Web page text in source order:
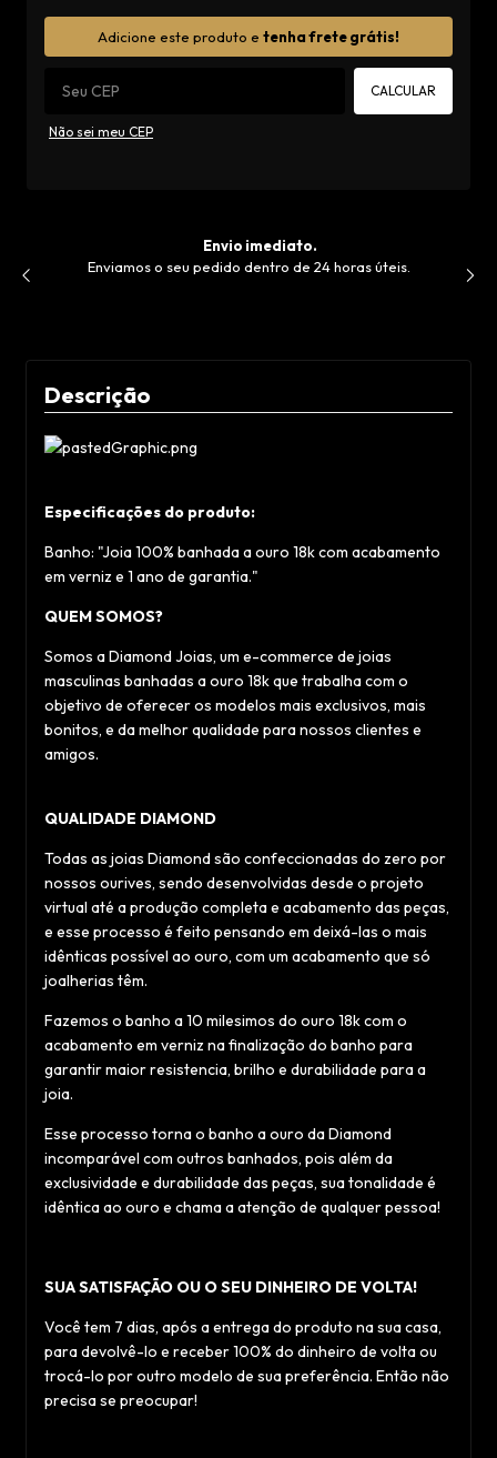
Alterar CEP
Adicione este produto e tenha frete grátis!
CALCULAR
Não sei meu CEP
Envio imediato.
Enviamos o seu pedido dentro de 24 horas úteis.
Descrição
Especificações do produto:
Banho: "Joia 100% banhada a ouro 18k com acabamento
em verniz e 1 ano de garantia."
QUEM SOMOS?
Somos a Diamond Joias, um e-commerce de joias
masculinas banhadas a ouro 18k que trabalha com o
objetivo de oferecer os modelos mais exclusivos, mais
bonitos, e da melhor qualidade para nossos clientes e
amigos.
QUALIDADE DIAMOND
Todas as joias Diamond são confeccionadas do zero por
nossos ourives, sendo desenvolvidas desde o projeto
virtual até a produção completa e acabamento das peças,
e esse processo é feito pensando em deixá-las o mais
idênticas possível ao ouro, com um acabamento que só
joalherias têm.
Fazemos o banho a 10 milesimos do ouro 18k com o
acabamento em verniz na finalização do banho para
garantir maior resistencia, brilho e durabilidade para a
joia.
Esse processo torna o banho a ouro da Diamond
incomparável com outros banhados, pois além da
exclusividade e durabilidade das peças, sua tonalidade é
idêntica ao ouro e chama a atenção de qualquer pessoa!
SUA SATISFAÇÃO OU O SEU DINHEIRO DE VOLTA!
Você tem 7 dias, após a entrega do produto na sua casa,
para devolvê-lo e receber 100% do dinheiro de volta ou
trocá-lo por outro modelo de sua preferência. Então não
precisa se preocupar!